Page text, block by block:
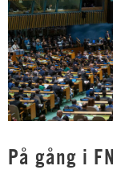
På gång i FN